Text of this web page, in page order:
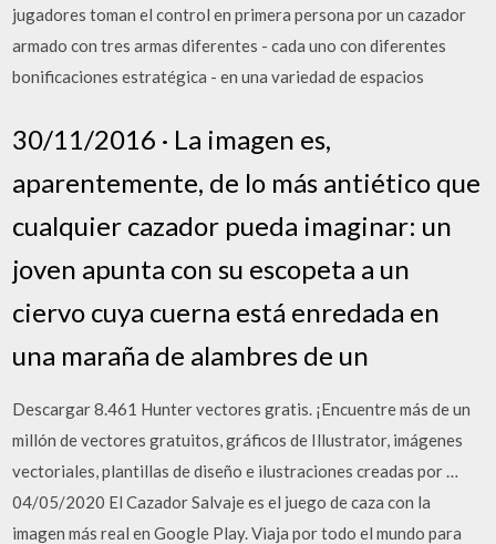
jugadores toman el control en primera persona por un cazador
armado con tres armas diferentes - cada uno con diferentes
bonificaciones estratégica - en una variedad de espacios
30/11/2016 · La imagen es,
aparentemente, de lo más antiético que
cualquier cazador pueda imaginar: un
joven apunta con su escopeta a un
ciervo cuya cuerna está enredada en
una maraña de alambres de un
Descargar 8.461 Hunter vectores gratis. ¡Encuentre más de un
millón de vectores gratuitos, gráficos de Illustrator, imágenes
vectoriales, plantillas de diseño e ilustraciones creadas por …
04/05/2020 El Cazador Salvaje es el juego de caza con la
imagen más real en Google Play. Viaja por todo el mundo para